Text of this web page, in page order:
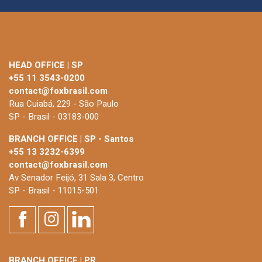
HEAD OFFICE | SP
+55 11 3543-0200
contact@foxbrasil.com
Rua Cuiabá, 229 - São Paulo
SP - Brasil - 03183-000
BRANCH OFFICE | SP - Santos
+55 13 3232-6399
contact@foxbrasil.com
Av Senador Feijó, 31 Sala 3, Centro
SP - Brasil - 11015-501